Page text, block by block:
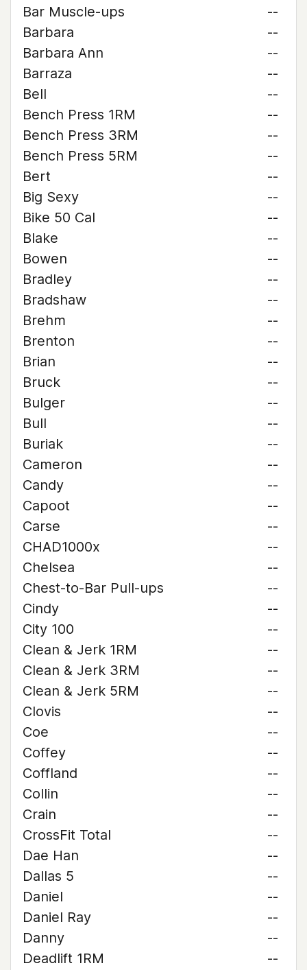
Bar Muscle-ups
--
Barbara
--
Barbara Ann
--
Barraza
--
Bell
--
Bench Press 1RM
--
Bench Press 3RM
--
Bench Press 5RM
--
Bert
--
Big Sexy
--
Bike 50 Cal
--
Blake
--
Bowen
--
Bradley
--
Bradshaw
--
Brehm
--
Brenton
--
Brian
--
Bruck
--
Bulger
--
Bull
--
Buriak
--
Cameron
--
Candy
--
Capoot
--
Carse
--
CHAD1000x
--
Chelsea
--
Chest-to-Bar Pull-ups
--
Cindy
--
City 100
--
Clean & Jerk 1RM
--
Clean & Jerk 3RM
--
Clean & Jerk 5RM
--
Clovis
--
Coe
--
Coffey
--
Coffland
--
Collin
--
Crain
--
CrossFit Total
--
Dae Han
--
Dallas 5
--
Daniel
--
Daniel Ray
--
Danny
--
Deadlift 1RM
--